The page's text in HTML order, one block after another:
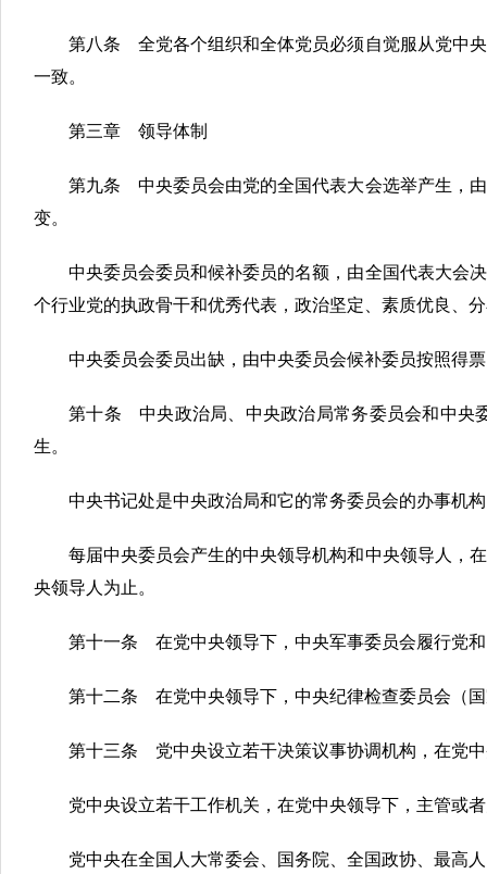
第八条 全党各个组织和全体党员必须自觉服从党中
一致。
第三章 领导体制
第九条 中央委员会由党的全国代表大会选举产生，
变。
中央委员会委员和候补委员的名额，由全国代表大会
个行业党的执政骨干和优秀代表，政治坚定、素质优良、
中央委员会委员出缺，由中央委员会候补委员按照得
第十条 中央政治局、中央政治局常务委员会和中央
生。
中央书记处是中央政治局和它的常务委员会的办事机
每届中央委员会产生的中央领导机构和中央领导人，
央领导人为止。
第十一条 在党中央领导下，中央军事委员会履行党
第十二条 在党中央领导下，中央纪律检查委员会（
第十三条 党中央设立若干决策议事协调机构，在党
党中央设立若干工作机关，在党中央领导下，主管或
党中央在全国人大常委会、国务院、全国政协、最高